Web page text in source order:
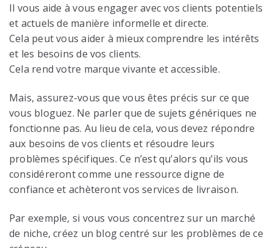
Il vous aide à vous engager avec vos clients potentiels
et actuels de manière informelle et directe.
Cela peut vous aider à mieux comprendre les intérêts
et les besoins de vos clients.
Cela rend votre marque vivante et accessible.
Mais, assurez-vous que vous êtes précis sur ce que
vous bloguez. Ne parler que de sujets génériques ne
fonctionne pas. Au lieu de cela, vous devez répondre
aux besoins de vos clients et résoudre leurs
problèmes spécifiques. Ce n’est qu’alors qu’ils vous
considéreront comme une ressource digne de
confiance et achèteront vos services de livraison.
Par exemple, si vous vous concentrez sur un marché
de niche, créez un blog centré sur les problèmes de ce